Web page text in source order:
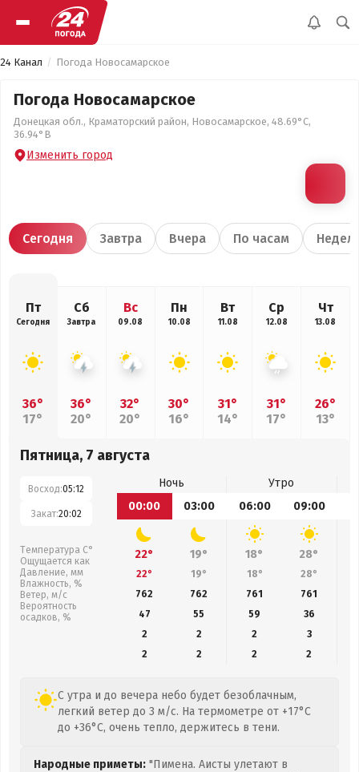
24 Канал Погода Новосамарское
Погода Новосамарское
Донецкая обл., Краматорский район, Новосамарское, 48.69°С,
36.94°В
Изменить город
Сегодня Завтра Вчера По часам
Пт
Сегодня
36°
17°
Сб
Завтра
36°
20°
Вс
09.08
32°
20°
Пн
10.08
30°
16°
Вт
11.08
31°
14°
Ср
12.08
31°
17°
Чт
13.08
26°
13°
Пятница, 7 августа
Восход:05:12
Закат:20:02
Температура С°
Ощущается как
Давление, мм
Влажность, %
Ветер, м/с
Вероятность
осадков, %
Ночь
Утро
00:00
03:00 06:00 09:00
22° 19° 18° 28°
22° 19° 18° 28°
762
762 761 761
47
55 59 36
2
2 2
3
2
2 2 2
С утра и до вечера небо будет безоблачным,
легкий ветер до 3 м/с. На термометре от +17°C
до +36°C, очень тепло, держитесь в тени.
Народные приметы: "Пимена. Аисты улетают в